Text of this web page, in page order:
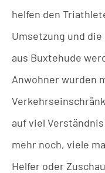
helfen den
Umsetzung und
aus Buxtehude
Anwohner wurden
auf viel
mehr noch, viele
Helfer oder